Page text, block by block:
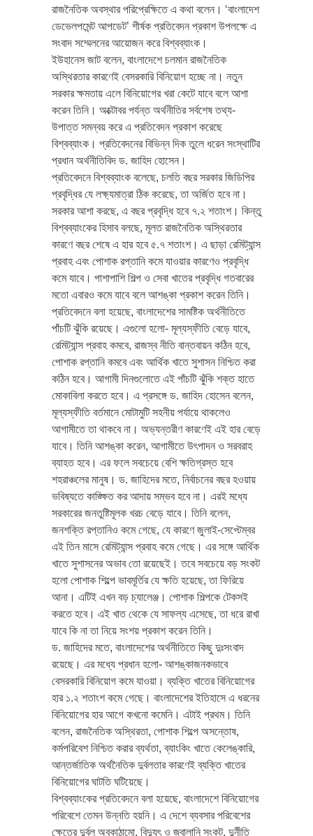
রাজনৈতিক অবস্থার পরিপ্রেক্ষিতে এ কথা বলেন। ‘বাংলাদেশ
ডেভেলপমেন্ট আপডেট’ শীর্ষক প্রতিবেদন প্রকাশ উপলক্ষে এ
সংবাদ সম্মেলনের আয়োজন করে বিশ্বব্যাংক।
ইউহানেস জাট বলেন, বাংলাদেশে চলমান রাজনৈতিক
অস্থিরতার কারণেই বেসরকারি বিনিয়োগ হচ্ছে না। নতুন
সরকার ক্ষমতায় এলে বিনিয়োগের খরা কেটে যাবে বলে আশা
করেন তিনি। অক্টোবর পর্যন্ত অর্থনীতির সর্বশেষ তথ্য-
উপাত্ত সমন্বয় করে এ প্রতিবেদন প্রকাশ করেছে
বিশ্বব্যাংক। প্রতিবেদনের বিভিন্ন দিক তুলে ধরেন সংস্থাটির
প্রধান অর্থনীতিবিদ ড. জাহিদ হোসেন।
প্রতিবেদনে বিশ্বব্যাংক বলেছে, চলতি বছর সরকার জিডিপির
প্রবৃদ্ধির যে লক্ষ্যমাত্রা ঠিক করেছে, তা অর্জিত হবে না।
সরকার আশা করছে, এ বছর প্রবৃদ্ধি হবে ৭.২ শতাংশ। কিন্তু
বিশ্বব্যাংকের হিসাব বলছে, মূলত রাজনৈতিক অস্থিরতার
কারণে বছর শেষে এ হার হবে ৫.৭ শতাংশ। এ ছাড়া রেমিট্যান্স
প্রবাহ এবং পোশাক রপ্তানি কমে যাওয়ার কারণেও প্রবৃদ্ধি
কমে যাবে। পাশাপাশি শিল্প ও সেবা খাতের প্রবৃদ্ধি গতবারের
মতো এবারও কমে যাবে বলে আশঙ্কা প্রকাশ করেন তিনি।
প্রতিবেদনে বলা হয়েছে, বাংলাদেশের সামষ্টিক অর্থনীতিতে
পাঁচটি ঝুঁকি রয়েছে। এগুলো হলো- মূল্যস্ফীতি বেড়ে যাবে,
রেমিট্যান্স প্রবাহ কমবে, রাজস্ব নীতি বান্তবায়ন কঠিন হবে,
পোশাক রপ্তানি কমবে এবং আর্থিক খাতে সুশাসন নিশ্চিত করা
কঠিন হবে। আগামী দিনগুলোতে এই পাঁচটি ঝুঁকি শক্ত হাতে
মোকাবিলা করতে হবে। এ প্রসঙ্গে ড. জাহিদ হোসেন বলেন,
মূল্যস্ফীতি বর্তমানে মোটামুটি সহনীয় পর্যায়ে থাকলেও
আগামীতে তা থাকবে না। অভ্যন্তরীণ কারণেই এই হার বেড়ে
যাবে। তিনি আশঙ্কা করেন, আগামীতে উৎপাদন ও সরবরাহ
ব্যাহত হবে। এর ফলে সবচেয়ে বেশি ক্ষতিগ্রস্ত হবে
শহরাঞ্চলের মানুষ। ড. জাহিদের মতে, নির্বাচনের বছর হওয়ায়
ভবিষ্যতে কাঙ্ক্ষিত কর আদায় সম্ভব হবে না। এরই মধ্যে
সরকারের জনতুষ্টিমূলক খরচ বেড়ে যাবে। তিনি বলেন,
জনশক্তি রপ্তানিও কমে গেছে, যে কারণে জুলাই-সেপ্টেম্বর
এই তিন মাসে রেমিট্যান্স প্রবাহ কমে গেছে। এর সঙ্গে আর্থিক
খাতে সুশাসনের অভাব তো রয়েছেই। তবে সবচেয়ে বড় সংকট
হলো পোশাক শিল্পে ভাবমূর্তির যে ক্ষতি হয়েছে, তা ফিরিয়ে
আনা। এটিই এখন বড় চ্যালেঞ্জ। পোশাক শিল্পকে টেকসই
করতে হবে। এই খাত থেকে যে সাফল্য এসেছে, তা ধরে রাখা
যাবে কি না তা নিয়ে সংশয় প্রকাশ করেন তিনি।
ড. জাহিদের মতে, বাংলাদেশের অর্থনীতিতে কিছু দুঃসংবাদ
রয়েছে। এর মধ্যে প্রধান হলো- আশঙ্কাজনকভাবে
বেসরকারি বিনিয়োগ কমে যাওয়া। ব্যক্তি খাতের বিনিয়োগের
হার ১.২ শতাংশ কমে গেছে। বাংলাদেশের ইতিহাসে এ ধরনের
বিনিয়োগের হার আগে কখনো কমেনি। এটাই প্রথম। তিনি
বলেন, রাজনৈতিক অস্থিরতা, পোশাক শিল্পে অসন্তোষ,
কর্মপরিবেশ নিশ্চিত করার ব্যর্থতা, ব্যাংকিং খাতে কেলেঙ্কারি,
আন্তর্জাতিক অর্থনৈতিক দুর্বলতার কারণেই ব্যক্তি খাতের
বিনিয়োগের ঘাটতি ঘটিয়েছে।
বিশ্বব্যাংকের প্রতিবেদনে বলা হয়েছে, বাংলাদেশে বিনিয়োগের
পরিবেশে তেমন উন্নতি হয়নি। এ দেশে ব্যবসার পরিবেশের
ক্ষেত্রে দুর্বল অবকাঠামো, বিদ্যুৎ ও জ্বালানি সংকট, দুর্নীতি